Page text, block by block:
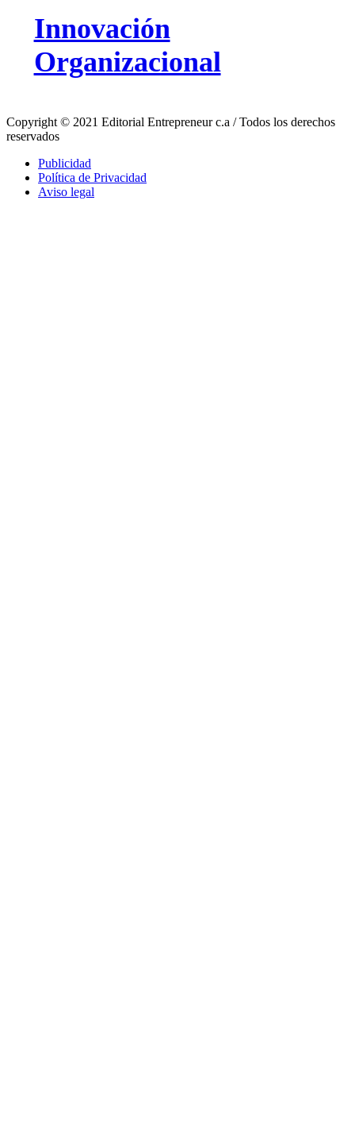
Innovación
Organizacional
Copyright © 2021 Editorial Entrepreneur c.a / Todos los derechos
reservados
Publicidad
Política de Privacidad
Aviso legal